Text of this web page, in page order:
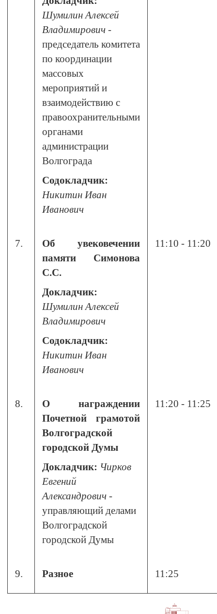
Шумилин Алексей
Владимирович -
председатель комитета
по координации
массовых
мероприятий и
взаимодействию с
правоохранительными
органами
администрации
Волгограда
Содокладчик:
Никитин Иван
Иванович
7.
Об увековечении
памяти Симонова
С.С.
Докладчик:
Шумилин Алексей
Владимирович
Содокладчик:
Никитин Иван
Иванович
11:10 - 11:20
8.
О награждении
Почетной грамотой
Волгоградской
городской Думы
Докладчик: Чирков
Евгений
Александрович -
управляющий делами
Волгоградской
городской Думы
11:20 - 11:25
9. Разное 11:25